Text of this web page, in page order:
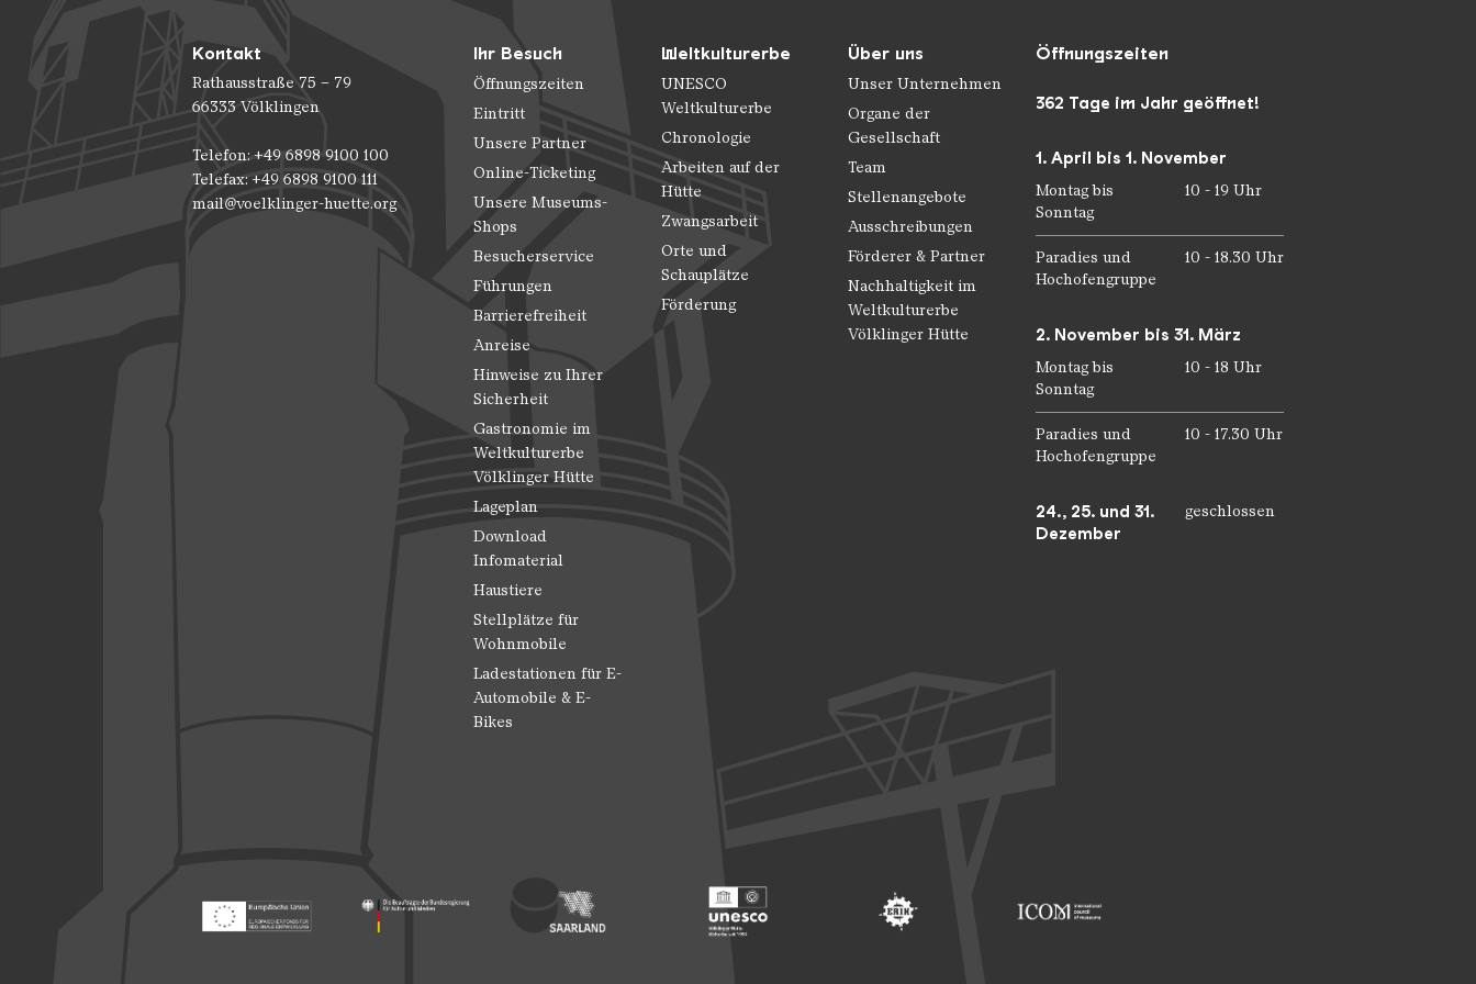
Kontakt
Rathausstraße 75 – 79
66333 Völklingen
Telefon: +49 6898 9100 100
Telefax: +49 6898 9100 111
mail@voelklinger-huette.org
Ihr Besuch
Öffnungszeiten
Eintritt
Unsere Partner
Online-Ticketing
Unsere Museums-
Shops
Besucherservice
Führungen
Barrierefreiheit
Anreise
Hinweise zu Ihrer
Sicherheit
Gastronomie im
Weltkulturerbe
Völklinger Hütte
Lageplan
Download
Infomaterial
Haustiere
Stellplätze für
Wohnmobile
Ladestationen für E-
Automobile & E-
Bikes
Weltkulturerbe
UNESCO
Weltkulturerbe
Chronologie
Arbeiten auf der
Hütte
Zwangsarbeit
Orte und
Schauplätze
Förderung
Über uns
Unser Unternehmen
Organe der
Gesellschaft
Team
Stellenangebote
Ausschreibungen
Förderer & Partner
Nachhaltigkeit im
Weltkulturerbe
Völklinger Hütte
Öffnungszeiten
362 Tage im Jahr geöffnet!
1. April bis 1. November
Montag bis
Sonntag
10 - 19 Uhr
Paradies und
Hochofengruppe
10 - 18.30 Uhr
2. November bis 31. März
Montag bis
Sonntag
10 - 18 Uhr
Paradies und
Hochofengruppe
10 - 17.30 Uhr
24., 25. und 31.
Dezember
geschlossen